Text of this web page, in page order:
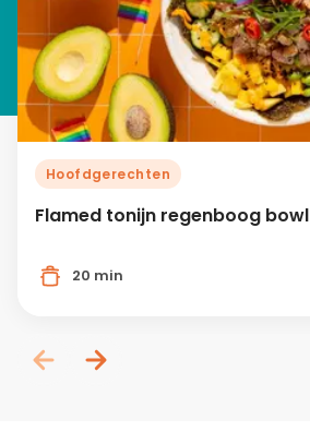
Hoofdgerechten
Flamed tonijn regenboog bowl
20 min